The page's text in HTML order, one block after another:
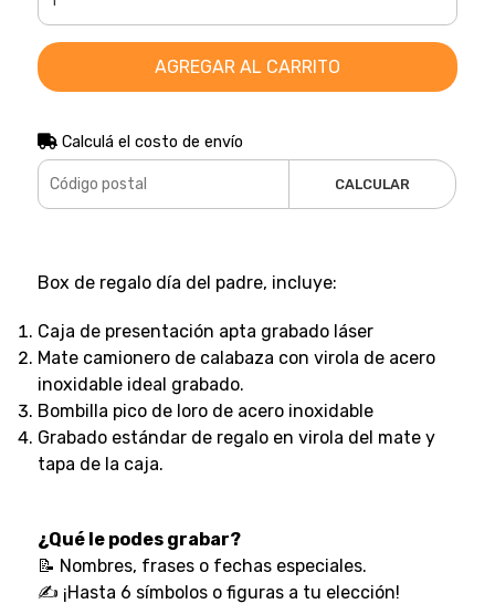
AGREGAR AL CARRITO
Calculá el costo de envío
CALCULAR
Box de regalo día del padre, incluye:
Caja de presentación apta grabado láser
Mate camionero de calabaza con virola de acero
inoxidable ideal grabado.
Bombilla pico de loro de acero inoxidable
Grabado estándar de regalo en virola del mate y
tapa de la caja.
¿Qué le podes grabar?
📝 Nombres, frases o fechas especiales.
✍️ ¡Hasta 6 símbolos o figuras a tu elección!